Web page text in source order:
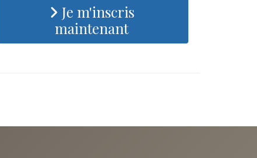
Je m'inscris
maintenant